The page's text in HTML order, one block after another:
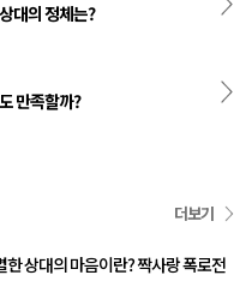
대의 정체는?
만족할까?
더보기
한 상대의 마음이란? 짝사랑 폭로전